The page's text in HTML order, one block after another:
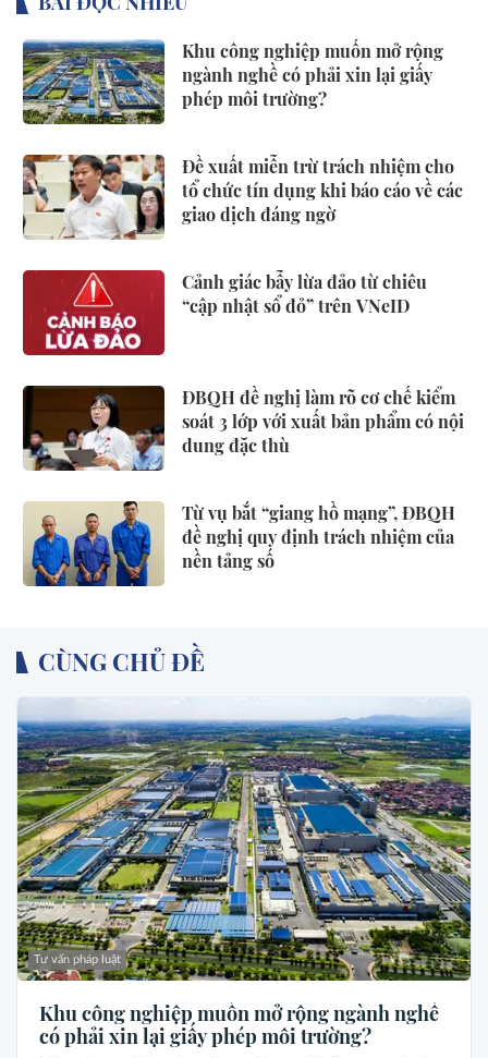
Khu công nghiệp muốn mở rộng
ngành nghề có phải xin lại giấy
phép môi trường?
Đề xuất miễn trừ trách nhiệm cho
tổ chức tín dụng khi báo cáo về các
giao dịch đáng ngờ
Cảnh giác bẫy lừa đảo từ chiêu
“cập nhật sổ đỏ” trên VNeID
ĐBQH đề nghị làm rõ cơ chế kiểm
soát 3 lớp với xuất bản phẩm có nội
dung đặc thù
Từ vụ bắt “giang hồ mạng”, ĐBQH
đề nghị quy định trách nhiệm của
nền tảng số
CÙNG CHỦ ĐỀ
Tư vấn pháp luật
Khu công nghiệp muốn mở rộng ngành nghề
có phải xin lại giấy phép môi trường?